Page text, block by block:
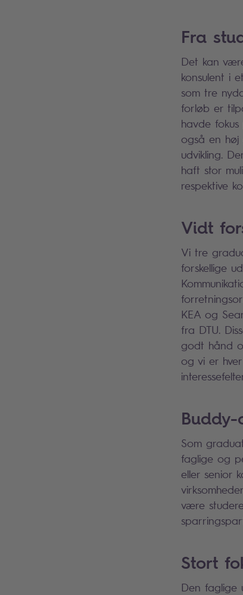
Fra
Det kan
konsulent i
som tre
forløb er
havde
også en høj
udvikling.
haft stor
respektive
Vidt
Vi tre
forskellige
KEA og
fra DTU.
godt hånd
og vi er
Som
faglige og
eller senior
være
Stort
Den faglige